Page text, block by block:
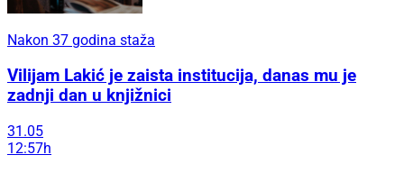
Nakon 37 godina staža
Vilijam Lakić je zaista institucija, danas mu je
zadnji dan u knjižnici
31.05
12:57h